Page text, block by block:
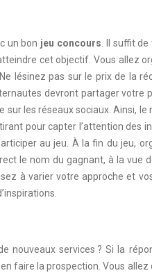
un bon jeu concours. Il suffit
cet objectif. Vous allez
lésinez pas sur le prix de la
devront partager votre
les réseaux sociaux. Ainsi, le
pour capter l’attention des
au jeu. À la fin du jeu,
le nom du gagnant, à la vue
à varier votre approche et
nouveaux services ? Si la
faire la prospection. Vous allez